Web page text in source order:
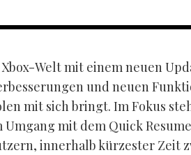
Welt mit einem neuen
und neuen
mit sich bringt. Im Fokus
mit dem Quick
innerhalb kürzester Zeit